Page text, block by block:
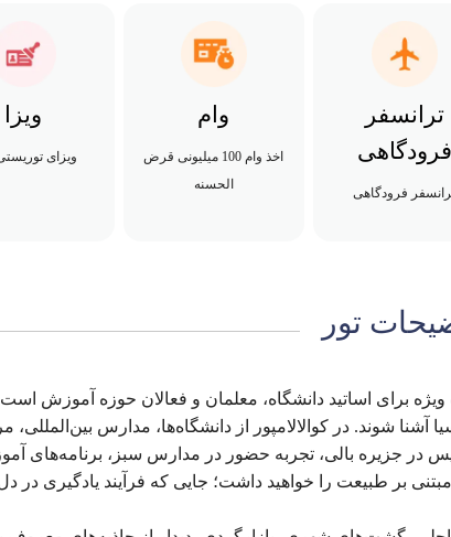
ترانسفر
فرودگاهی
فرودگاهی
وام
اخذ وام 100 میلیونی قرض
الحسنه
ویزا
ویزای
تور
ویژه برای اساتید دانشگاه، معلمان و فعالان حوزه آموزش است
شوند. در کوالالامپور از دانشگاه‌ها، مدارس بین‌المللی،
در جزیره بالی، تجربه حضور در مدارس سبز، برنامه‌های
بر طبیعت را خواهید داشت؛ جایی که فرآیند یادگیری در